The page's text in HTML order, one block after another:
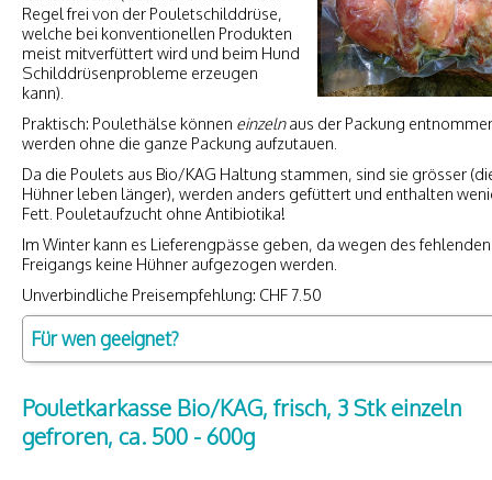
Regel frei von der Pouletschilddrüse,
welche bei konventionellen Produkten
meist mitverfüttert wird und beim Hund
Schilddrüsenprobleme erzeugen
kann).
Praktisch: Poulethälse können einzelnaus der Packung
werden ohne die ganze Packung aufzutauen.
Da die Poulets aus Bio/KAG Haltung stammen, sind sie grösser
Hühner leben länger), werden anders gefüttert und enthalten
Fett. Pouletaufzucht ohne Antibiotika!
Im Winter kann es Lieferengpässe geben, da wegen des fehlenden
Freigangs keine Hühner aufgezogen werden.
Unverbindliche Preisempfehlung: CHF 7.50
Für wen geeignet?
Pouletkarkasse Bio/KAG, frisch, 3 Stk einzeln
gefroren, ca. 500 - 600g